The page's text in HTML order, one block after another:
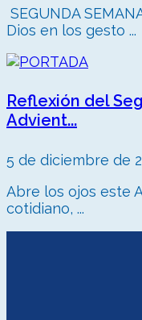
SEGUNDA
Dios en los gesto ...
Reflexión del
Advient...
5 de diciembre de
Abre los ojos este
cotidiano, ...